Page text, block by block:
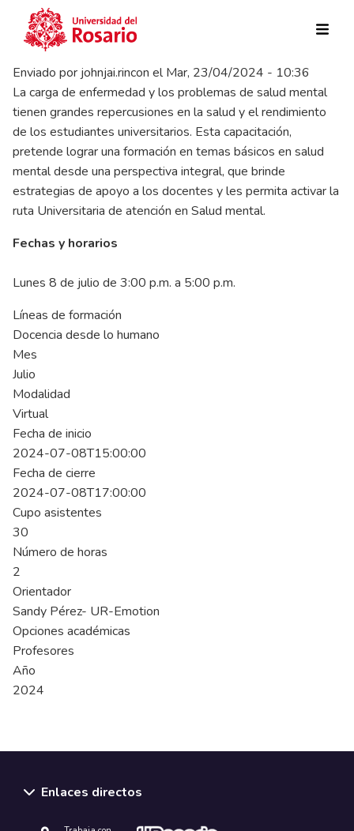
Pasar al contenido principal
Enviado por johnjai.rincon elMar, 23/04/2024 - 10:36
La carga de enfermedad y los problemas de salud mental
tienen grandes repercusiones en la salud y el rendimiento
de los estudiantes universitarios. Esta capacitación,
pretende lograr una formación en temas básicos en salud
mental desde una perspectiva integral, que brinde
estrategias de apoyo a los docentes y les permita activar la
ruta Universitaria de atención en Salud mental.
Fechas y horarios
Lunes 8 de julio de 3:00 p.m. a 5:00 p.m.
Líneas de formación
Docencia desde lo humano
Mes
Julio
Modalidad
Virtual
Fecha de inicio
2024-07-08T15:00:00
Fecha de cierre
2024-07-08T17:00:00
Cupo asistentes
30
Número de horas
2
Orientador
Sandy Pérez- UR-Emotion
Opciones académicas
Profesores
Año
2024
Enlaces directos